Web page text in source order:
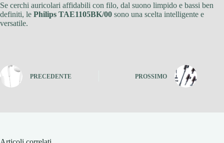
Se cerchi auricolari affidabili con filo, dal suono limpido e bassi ben
definiti, le Philips TAE1105BK/00 sono una scelta intelligente e
versatile.
PRECEDENTE PROSSIMO